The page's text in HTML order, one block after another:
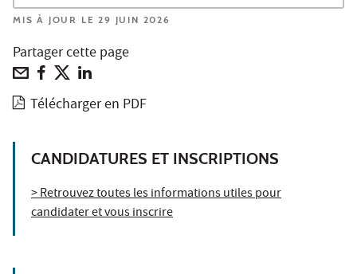
MIS À JOUR LE 29 JUIN 2026
Partager cette page
Télécharger en PDF
CANDIDATURES ET INSCRIPTIONS
> Retrouvez toutes les informations utiles pour
candidater et vous inscrire